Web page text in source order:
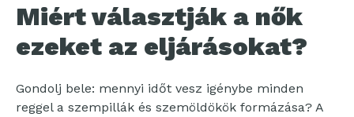
Miért választják a nők
ezeket az eljárásokat?
Gondolj bele: mennyi időt vesz igénybe minden
reggel a szempillák és szemöldökök formázása? A